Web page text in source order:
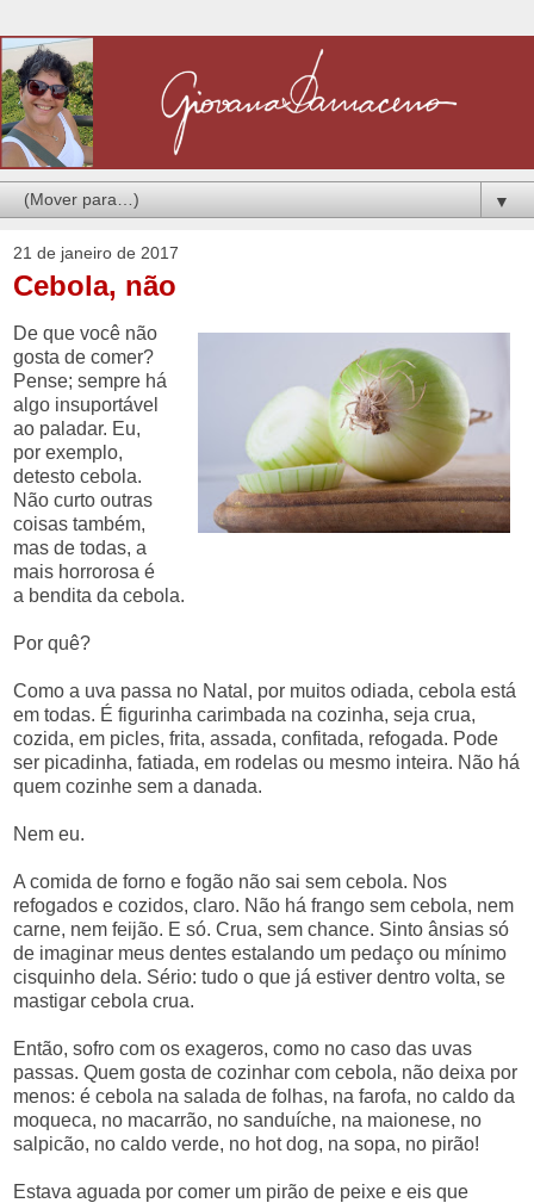
▼
21 de janeiro de 2017
Cebola, não
De que você não
gosta de comer?
Pense; sempre há
algo insuportável
ao paladar. Eu,
por exemplo,
detesto cebola.
Não curto outras
coisas também,
mas de todas, a
mais horrorosa é
a bendita da cebola.
Por quê?
Como a uva passa no Natal, por muitos odiada, cebola está
em todas. É figurinha carimbada na cozinha, seja crua,
cozida, em picles, frita, assada, confitada, refogada. Pode
ser picadinha, fatiada, em rodelas ou mesmo inteira. Não há
quem cozinhe sem a danada.
Nem eu.
A comida de forno e fogão não sai sem cebola. Nos
refogados e cozidos, claro. Não há frango sem cebola, nem
carne, nem feijão. E só. Crua, sem chance. Sinto ânsias só
de imaginar meus dentes estalando um pedaço ou mínimo
cisquinho dela. Sério: tudo o que já estiver dentro volta, se
mastigar cebola crua.
Então, sofro com os exageros, como no caso das uvas
passas. Quem gosta de cozinhar com cebola, não deixa por
menos: é cebola na salada de folhas, na farofa, no caldo da
moqueca, no macarrão, no sanduíche, na maionese, no
salpicão, no caldo verde, no hot dog, na sopa, no pirão!
Estava aguada por comer um pirão de peixe e eis que